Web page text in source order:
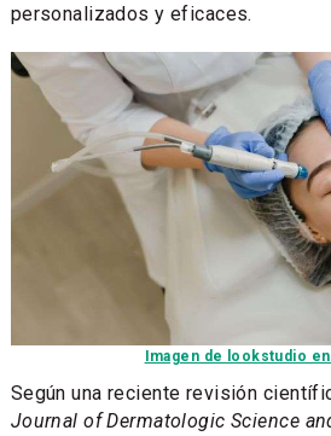
personalizados y eficaces.
Imagen de lookstudio
Según una reciente revisión
Journal of Dermatologic Science